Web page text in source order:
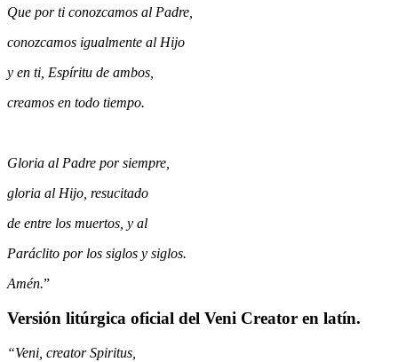
Que por ti conozcamos al Padre,
conozcamos igualmente al Hijo
y en ti, Espíritu de ambos,
creamos en todo tiempo.
Gloria al Padre por siempre,
gloria al Hijo, resucitado
de entre los muertos, y al
Paráclito por los siglos y siglos.
Amén.”
Versión litúrgica oficial del Veni Creator en latín.
“Veni, creator Spiritus,